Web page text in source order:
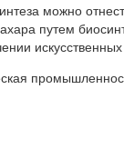
можно
путем